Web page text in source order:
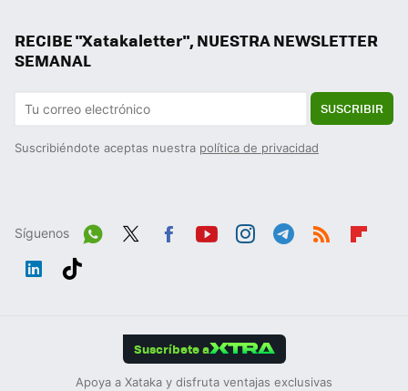
RECIBE "Xatakaletter", NUESTRA NEWSLETTER
SEMANAL
SUSCRIBIR
Suscribiéndote aceptas nuestra política de privacidad
Síguenos
Wh
Suscríbete a
Apoya a Xataka y disfruta ventajas exclusivas